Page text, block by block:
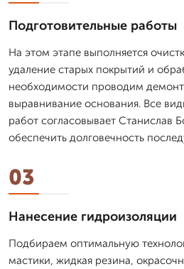
Подготовительные работы
На этом этапе выполняется
удаление старых покрытий и
необходимости проводим
выравнивание основания. Все
работ согласовывает Станислав
обеспечить долговечность
03
Нанесение гидроизоляции
Подбираем оптимальную
мастики, жидкая резина,